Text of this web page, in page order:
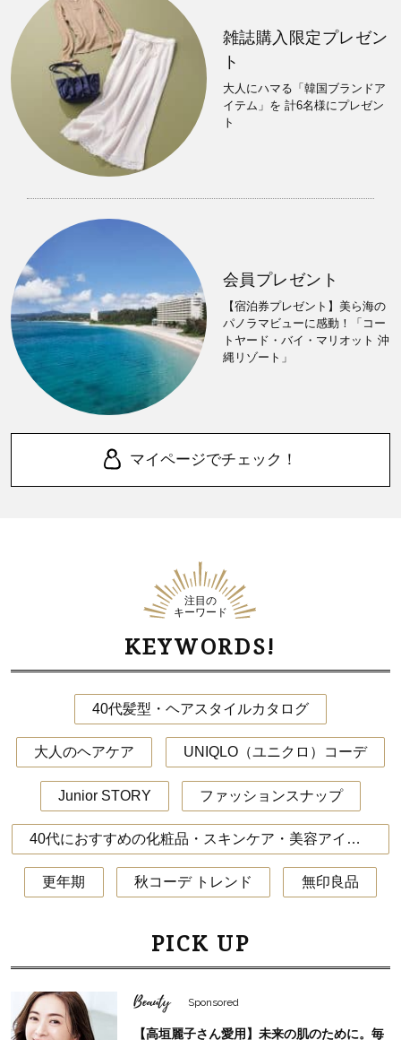
雑誌購入限定プレゼン
ト
大人にハマる「韓国ブランドア
イテム」を 計6名様にプレゼン
ト
会員プレゼント
【宿泊券プレゼント】美ら海の
パノラマビューに感動！「コー
トヤード・バイ・マリオット 沖
縄リゾート」
マイページでチェック！
注目の
キーワード
KEYWORDS!
40代髪型・ヘアスタイルカタログ
大人のヘアケア UNIQLO（ユニクロ）コーデ
Junior STORY ファッションスナップ
40代におすすめの化粧品・スキンケア・美容アイテム
更年期 秋コーデ トレンド 無印良品
PICK UP
Beauty Sponsored
【高垣麗子さん愛用】未来の肌のために。毎